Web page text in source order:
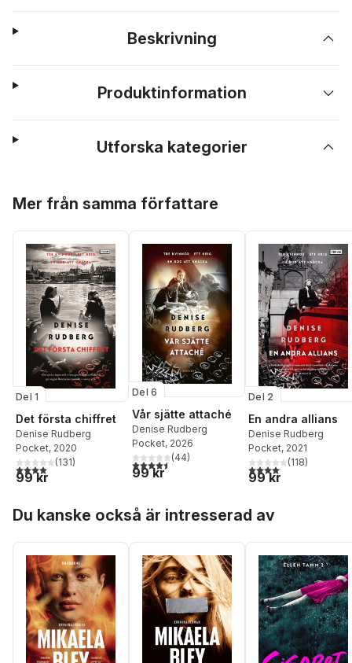
Beskrivning
Produktinformation
Utforska kategorier
Mer från samma författare
Del 1
Det första chiffret
Denise Rudberg
Pocket, 2020
4,0utav 5 stjärnor. Totalt antal röster:
(131)
99 kr
Del 6
Vår sjätte attaché
Denise Rudberg
Pocket, 2026
4,5utav 5 stjärnor. Totalt antal röster:
(44)
99 kr
Del 2
En andra allians
Denise Rudberg
Pocket, 2021
4,1utav 5 stjärnor.
(118)
99 kr
Du kanske också är intresserad av